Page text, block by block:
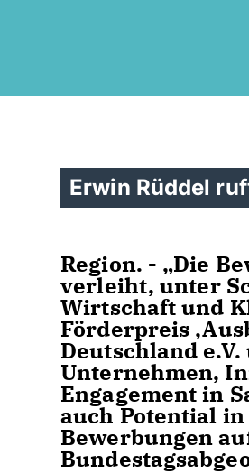
Erwin Rüddel
Region. - „Die
verleiht, unter
Wirtschaft und
Förderpreis
Deutschland
Unternehmen,
Engagement in
auch Potential
Bewerbungen